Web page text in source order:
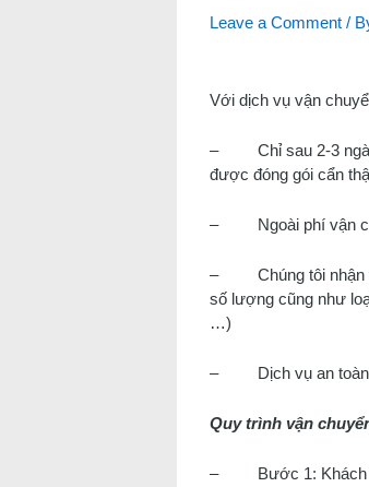
Leave a Comment /
Với dịch vụ vận
– Chỉ sau 2-3 ngày
được đóng gói cẩn
– Ngoài phí vận
– Chúng tôi nhận
số lượng cũng như
…)
– Dịch vụ an toàn,
Quy trình vận
– Bước 1: Khách